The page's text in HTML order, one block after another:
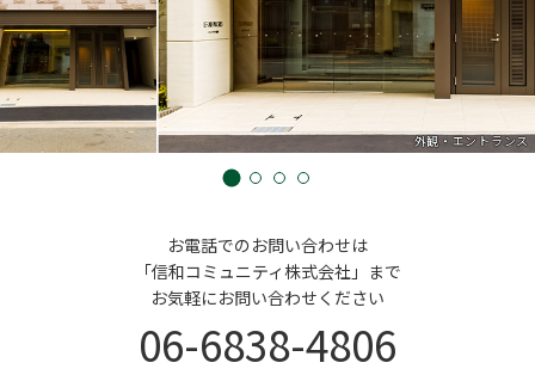
外観・エントランス
エントランスホール
リビング
エントランス
お電話でのお問い合わせは
「信和コミュニティ株式会社」まで
お気軽にお問い合わせください
06-6838-4806